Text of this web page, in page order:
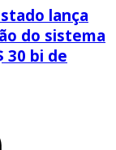
lança
do sistema
30 bi de